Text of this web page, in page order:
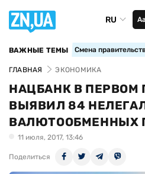
RU
ВАЖНЫЕ ТЕМЫ Смена
ГЛАВНАЯ ЭКОНОМИКА
НАЦБАНК В ПЕРВОМ
ВЫЯВИЛ 84
ВАЛЮТООБМЕННЫХ
11 июля, 2017, 13:46
Поделиться